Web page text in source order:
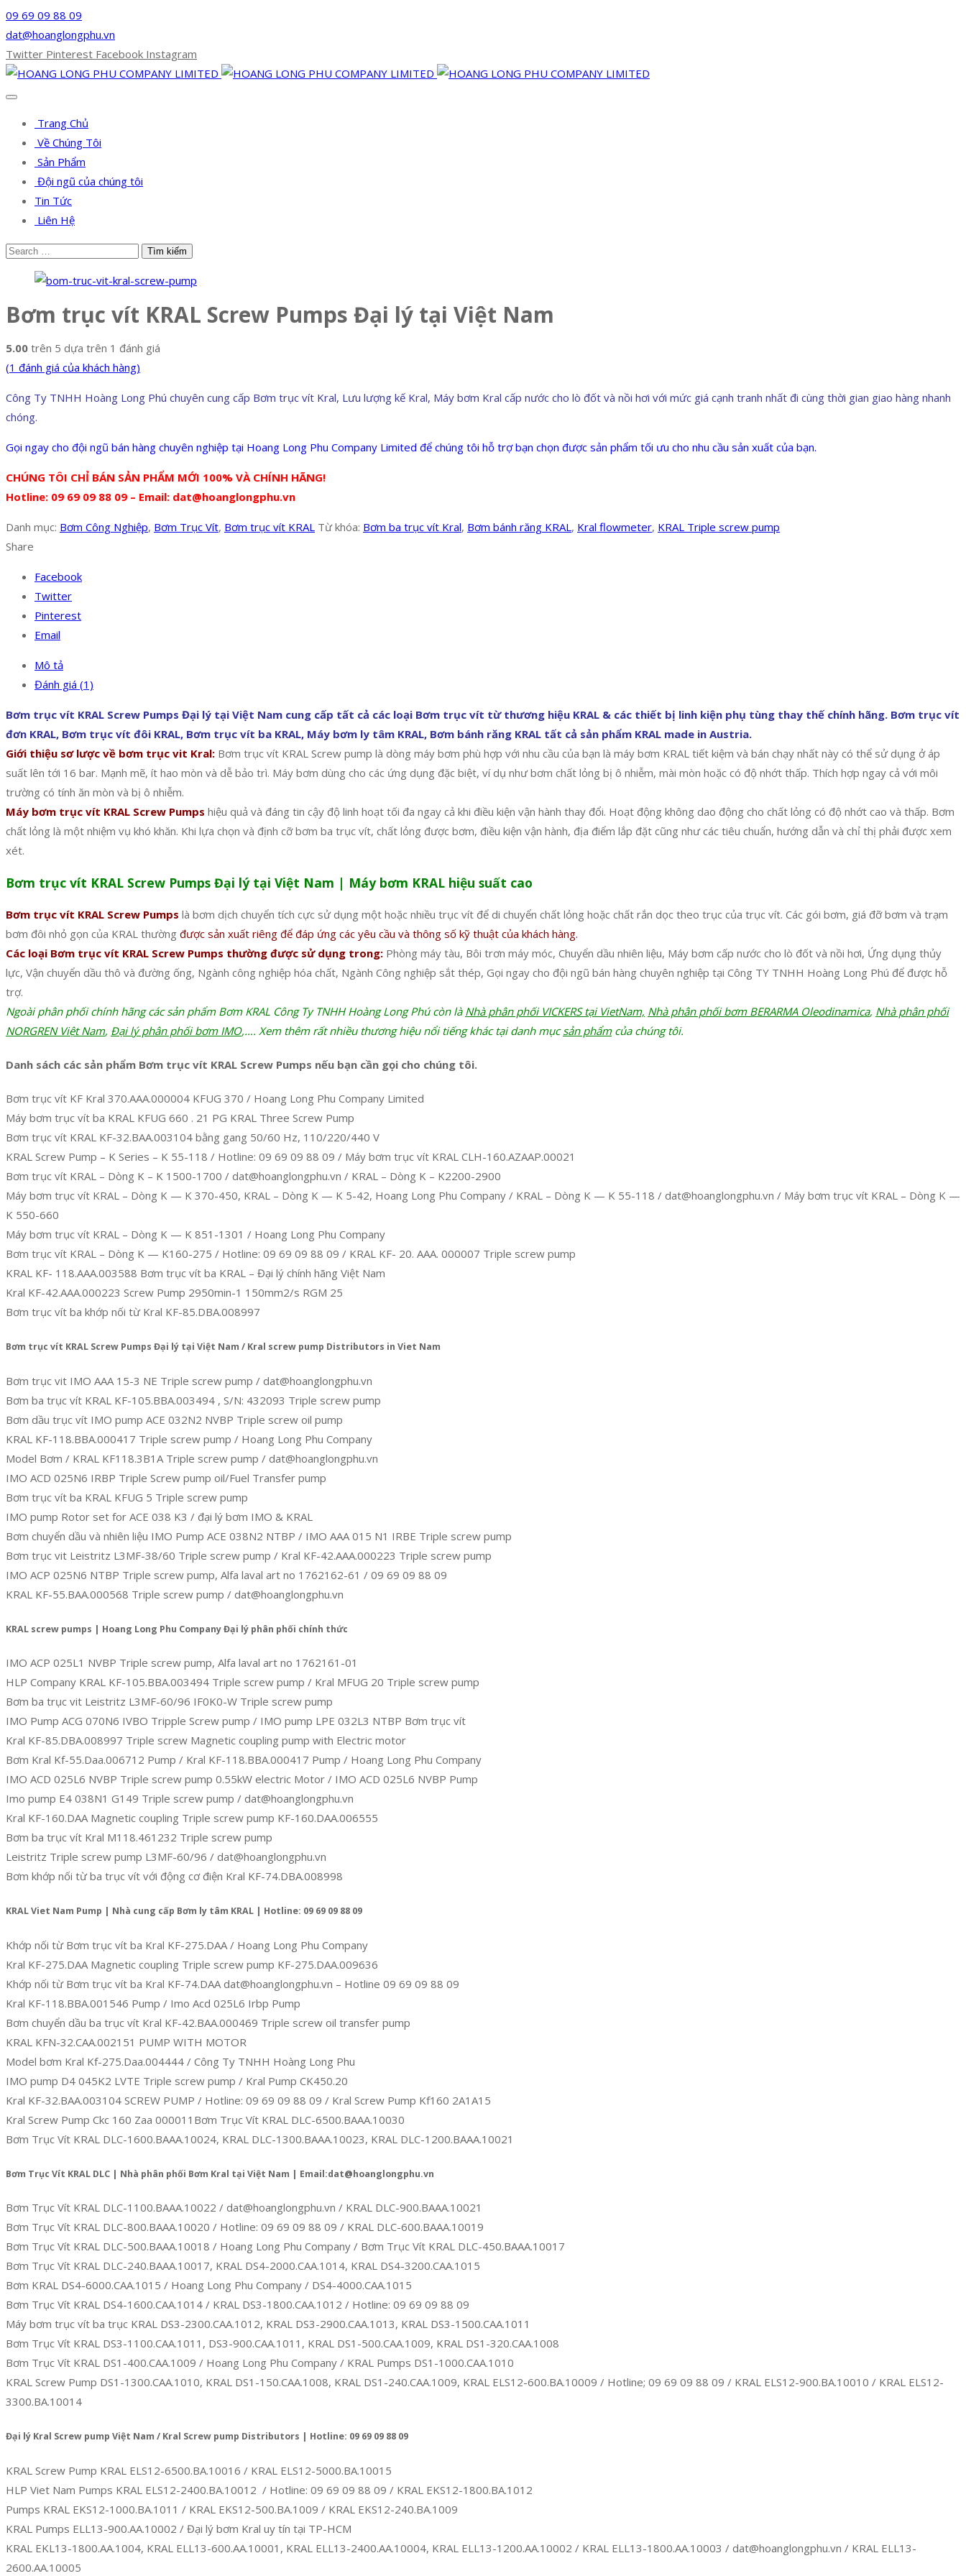
09 69 09 88 09
dat@hoanglongphu.vn
Twitter Pinterest Facebook Instagram
Trang Chủ
Về Chúng Tôi
Sản Phẩm
Đội ngũ của chúng tôi
Tin Tức
Liên Hệ
Bơm trục vít KRAL Screw Pumps Đại lý tại Việt Nam
5.00 trên 5 dựa trên 1 đánh giá
(1 đánh giá của khách hàng)
Công Ty TNHH Hoàng Long Phú chuyên cung cấp Bơm trục vít Kral, Lưu lượng kế Kral, Máy bơm Kral cấp nước cho lò đốt và nồi hơi với mức giá cạnh tranh nhất đi cùng thời gian giao hàng nhanh
chóng.
Gọi ngay cho đội ngũ bán hàng chuyên nghiệp tại Hoang Long Phu Company Limited để chúng tôi hỗ trợ bạn chọn được sản phẩm tối ưu cho nhu cầu sản xuất của bạn.
CHÚNG TÔI CHỈ BÁN SẢN PHẨM MỚI 100% VÀ CHÍNH HÃNG!
Hotline: 09 69 09 88 09 – Email: dat@hoanglongphu.vn
Danh mục: Bơm Công Nghiệp, Bơm Trục Vít, Bơm trục vít KRAL Từ khóa: Bơm ba trục vít Kral, Bơm bánh răng KRAL, Kral flowmeter, KRAL Triple screw pump
Share
Facebook
Twitter
Pinterest
Email
Mô tả
Đánh giá (1)
Bơm trục vít KRAL Screw Pumps Đại lý tại Việt Nam cung cấp tất cả các loại Bơm trục vít từ thương hiệu KRAL & các thiết bị linh kiện phụ tùng thay thế chính hãng. Bơm trục vít
đơn KRAL, Bơm trục vít đôi KRAL, Bơm trục vít ba KRAL, Máy bơm ly tâm KRAL, Bơm bánh răng KRAL tất cả sản phẩm KRAL made in Austria.
Giới thiệu sơ lược về bơm trục vit Kral: Bơm trục vít KRAL Screw pump là dòng máy bơm phù hợp với nhu cầu của bạn là máy bơm KRAL tiết kiệm và bán chạy nhất này có thể sử dụng ở áp
suất lên tới 16 bar. Mạnh mẽ, ít hao mòn và dễ bảo trì. Máy bơm dùng cho các ứng dụng đặc biệt, ví dụ như bơm chất lỏng bị ô nhiễm, mài mòn hoặc có độ nhớt thấp. Thích hợp ngay cả với môi
trường có tính ăn mòn và bị ô nhiễm.
Máy bơm trục vít KRAL Screw Pumps hiệu quả và đáng tin cậy độ linh hoạt tối đa ngay cả khi điều kiện vận hành thay đổi. Hoạt động không dao động cho chất lỏng có độ nhớt cao và thấp. Bơm
chất lỏng là một nhiệm vụ khó khăn. Khi lựa chọn và định cỡ bơm ba trục vít, chất lỏng được bơm, điều kiện vận hành, địa điểm lắp đặt cũng như các tiêu chuẩn, hướng dẫn và chỉ thị phải được xem
xét.
Bơm trục vít KRAL Screw Pumps Đại lý tại Việt Nam | Máy bơm KRAL hiệu suất cao
Bơm trục vít KRAL Screw Pumps là bơm dịch chuyển tích cực sử dụng một hoặc nhiều trục vít để di chuyển chất lỏng hoặc chất rắn dọc theo trục của trục vít. Các gói bơm, giá đỡ bơm và trạm
bơm đôi nhỏ gọn của KRAL thường được sản xuất riêng để đáp ứng các yêu cầu và thông số kỹ thuật của khách hàng.
Các loại Bơm trục vít KRAL Screw Pumps thường được sử dụng trong: Phòng máy tàu, Bôi trơn máy móc, Chuyển dầu nhiên liệu, Máy bơm cấp nước cho lò đốt và nồi hơi, Ứng dụng thủy
lực, Vận chuyển dầu thô và đường ống, Ngành công nghiệp hóa chất, Ngành Công nghiệp sắt thép, Gọi ngay cho đội ngũ bán hàng chuyên nghiệp tại Công TY TNHH Hoàng Long Phú để được hỗ
trợ.
Ngoài phân phối chính hãng các sản phẩm Bơm KRAL Công Ty TNHH Hoàng Long Phú còn là Nhà phân phối VICKERS tại VietNam, Nhà phân phối bơm BERARMA Oleodinamica, Nhà phân phối
NORGREN Việt Nam, Đại lý phân phối bơm IMO,…. Xem thêm rất nhiều thương hiệu nổi tiếng khác tại danh mụcsản phẩmcủa chúng tôi.
Danh sách các sản phẩm Bơm trục vít KRAL Screw Pumps nếu bạn cần gọi cho chúng tôi.
Bơm trục vít KF Kral 370.AAA.000004 KFUG 370 / Hoang Long Phu Company Limited
Máy bơm trục vít ba KRAL KFUG 660 . 21 PG KRAL Three Screw Pump
Bơm trục vít KRAL KF-32.BAA.003104 bằng gang 50/60 Hz, 110/220/440 V
KRAL Screw Pump – K Series – K 55-118 / Hotline: 09 69 09 88 09 / Máy bơm trục vít KRAL CLH-160.AZAAP.00021
Bơm trục vít KRAL – Dòng K – K 1500-1700 / dat@hoanglongphu.vn / KRAL – Dòng K – K2200-2900
Máy bơm trục vít KRAL – Dòng K — K 370-450, KRAL – Dòng K — K 5-42, Hoang Long Phu Company / KRAL – Dòng K — K 55-118 / dat@hoanglongphu.vn / Máy bơm trục vít KRAL – Dòng K —
K 550-660
Máy bơm trục vít KRAL – Dòng K — K 851-1301 / Hoang Long Phu Company
Bơm trục vít KRAL – Dòng K — K160-275 / Hotline: 09 69 09 88 09 / KRAL KF- 20. AAA. 000007 Triple screw pump
KRAL KF- 118.AAA.003588 Bơm trục vít ba KRAL – Đại lý chính hãng Việt Nam
Kral KF-42.AAA.000223 Screw Pump 2950min-1 150mm2/s RGM 25
Bơm trục vít ba khớp nối từ Kral KF-85.DBA.008997
Bơm trục vít KRAL Screw Pumps Đại lý tại Việt Nam / Kral screw pump Distributors in Viet Nam
Bơm trục vit IMO AAA 15-3 NE Triple screw pump / dat@hoanglongphu.vn
Bơm ba trục vít KRAL KF-105.BBA.003494 , S/N: 432093 Triple screw pump
Bơm dầu trục vít IMO pump ACE 032N2 NVBP Triple screw oil pump
KRAL KF-118.BBA.000417 Triple screw pump / Hoang Long Phu Company
Model Bơm / KRAL KF118.3B1A Triple screw pump / dat@hoanglongphu.vn
IMO ACD 025N6 IRBP Triple Screw pump oil/Fuel Transfer pump
Bơm trục vít ba KRAL KFUG 5 Triple screw pump
IMO pump Rotor set for ACE 038 K3 / đại lý bơm IMO & KRAL
Bơm chuyển dầu và nhiên liệu IMO Pump ACE 038N2 NTBP / IMO AAA 015 N1 IRBE Triple screw pump
Bơm trục vit Leistritz L3MF-38/60 Triple screw pump / Kral KF-42.AAA.000223 Triple screw pump
IMO ACP 025N6 NTBP Triple screw pump, Alfa laval art no 1762162-61 / 09 69 09 88 09
KRAL KF-55.BAA.000568 Triple screw pump / dat@hoanglongphu.vn
KRAL screw pumps | Hoang Long Phu Company Đại lý phân phối chính thức
IMO ACP 025L1 NVBP Triple screw pump, Alfa laval art no 1762161-01
HLP Company KRAL KF-105.BBA.003494 Triple screw pump / Kral MFUG 20 Triple screw pump
Bơm ba trục vit Leistritz L3MF-60/96 IF0K0-W Triple screw pump
IMO Pump ACG 070N6 IVBO Tripple Screw pump / IMO pump LPE 032L3 NTBP Bơm trục vít
Kral KF-85.DBA.008997 Triple screw Magnetic coupling pump with Electric motor
Bơm Kral Kf-55.Daa.006712 Pump / Kral KF-118.BBA.000417 Pump / Hoang Long Phu Company
IMO ACD 025L6 NVBP Triple screw pump 0.55kW electric Motor / IMO ACD 025L6 NVBP Pump
Imo pump E4 038N1 G149 Triple screw pump / dat@hoanglongphu.vn
Kral KF-160.DAA Magnetic coupling Triple screw pump KF-160.DAA.006555
Bơm ba trục vít Kral M118.461232 Triple screw pump
Leistritz Triple screw pump L3MF-60/96 / dat@hoanglongphu.vn
Bơm khớp nối từ ba trục vít với động cơ điện Kral KF-74.DBA.008998
KRAL Viet Nam Pump | Nhà cung cấp Bơm ly tâm KRAL | Hotline: 09 69 09 88 09
Khớp nối từ Bơm trục vít ba Kral KF-275.DAA / Hoang Long Phu Company
Kral KF-275.DAA Magnetic coupling Triple screw pump KF-275.DAA.009636
Khớp nối từ Bơm trục vít ba Kral KF-74.DAA dat@hoanglongphu.vn – Hotline 09 69 09 88 09
Kral KF-118.BBA.001546 Pump / Imo Acd 025L6 Irbp Pump
Bơm chuyển dầu ba trục vít Kral KF-42.BAA.000469 Triple screw oil transfer pump
KRAL KFN-32.CAA.002151 PUMP WITH MOTOR
Model bơm Kral Kf-275.Daa.004444 / Công Ty TNHH Hoàng Long Phu
IMO pump D4 045K2 LVTE Triple screw pump / Kral Pump CK450.20
Kral KF-32.BAA.003104 SCREW PUMP / Hotline: 09 69 09 88 09 / Kral Screw Pump Kf160 2A1A15
Kral Screw Pump Ckc 160 Zaa 000011Bơm Trục Vít KRAL DLC-6500.BAAA.10030
Bơm Trục Vít KRAL DLC-1600.BAAA.10024, KRAL DLC-1300.BAAA.10023, KRAL DLC-1200.BAAA.10021
Bơm Trục Vít KRAL DLC | Nhà phân phối Bơm Kral tại Việt Nam | Email:dat@hoanglongphu.vn
Bơm Trục Vít KRAL DLC-1100.BAAA.10022 / dat@hoanglongphu.vn / KRAL DLC-900.BAAA.10021
Bơm Trục Vít KRAL DLC-800.BAAA.10020 / Hotline: 09 69 09 88 09 / KRAL DLC-600.BAAA.10019
Bơm Trục Vít KRAL DLC-500.BAAA.10018 / Hoang Long Phu Company / Bơm Trục Vít KRAL DLC-450.BAAA.10017
Bơm Trục Vít KRAL DLC-240.BAAA.10017, KRAL DS4-2000.CAA.1014, KRAL DS4-3200.CAA.1015
Bơm KRAL DS4-6000.CAA.1015 / Hoang Long Phu Company / DS4-4000.CAA.1015
Bơm Trục Vít KRAL DS4-1600.CAA.1014 / KRAL DS3-1800.CAA.1012 / Hotline: 09 69 09 88 09
Máy bơm trục vít ba trục KRAL DS3-2300.CAA.1012, KRAL DS3-2900.CAA.1013, KRAL DS3-1500.CAA.1011
Bơm Trục Vít KRAL DS3-1100.CAA.1011, DS3-900.CAA.1011, KRAL DS1-500.CAA.1009, KRAL DS1-320.CAA.1008
Bơm Trục Vít KRAL DS1-400.CAA.1009 / Hoang Long Phu Company / KRAL Pumps DS1-1000.CAA.1010
KRAL Screw Pump DS1-1300.CAA.1010, KRAL DS1-150.CAA.1008, KRAL DS1-240.CAA.1009, KRAL ELS12-600.BA.10009 / Hotline; 09 69 09 88 09 / KRAL ELS12-900.BA.10010 / KRAL ELS12-
3300.BA.10014
Đại lý Kral Screw pump Việt Nam / Kral Screw pump Distributors | Hotline: 09 69 09 88 09
KRAL Screw Pump KRAL ELS12-6500.BA.10016 / KRAL ELS12-5000.BA.10015
HLP Viet Nam Pumps KRAL ELS12-2400.BA.10012 / Hotline: 09 69 09 88 09 / KRAL EKS12-1800.BA.1012
Pumps KRAL EKS12-1000.BA.1011 / KRAL EKS12-500.BA.1009 / KRAL EKS12-240.BA.1009
KRAL Pumps ELL13-900.AA.10002 / Đại lý bơm Kral uy tín tại TP-HCM
KRAL EKL13-1800.AA.1004, KRAL ELL13-600.AA.10001, KRAL ELL13-2400.AA.10004, KRAL ELL13-1200.AA.10002 / KRAL ELL13-1800.AA.10003 / dat@hoanglongphu.vn / KRAL ELL13-
2600.AA.10005